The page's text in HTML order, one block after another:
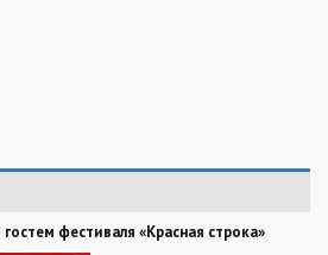
фестиваля «Красная строка»